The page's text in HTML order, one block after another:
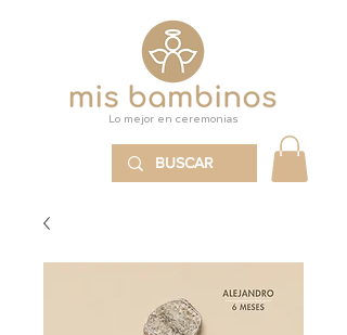
Lo mejor en ceremonias